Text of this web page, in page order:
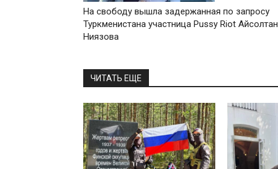
На свободу вышла задержанная по запросу
Туркменистана участница Pussy Riot Айсолтан
Ниязова
ЧИТАТЬ ЕЩЕ